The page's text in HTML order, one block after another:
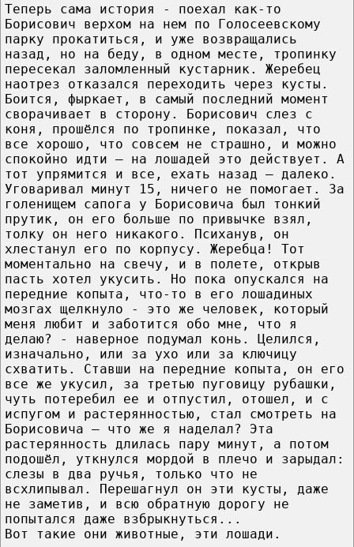
Теперь сама история - поехал как-то
Борисович верхом на нем по Голосеевскому
парку прокатиться, и уже возвращались
назад, но на беду, в одном месте, тропинку
пересекал заломленный кустарник. Жеребец
наотрез отказался переходить через кусты.
Боится, фыркает, в самый последний момент
сворачивает в сторону. Борисович слез с
коня, прошёлся по тропинке, показал, что
все хорошо, что совсем не страшно, и можно
спокойно идти – на лошадей это действует. А
тот упрямится и все, ехать назад – далеко.
Уговаривал минут 15, ничего не помогает. За
голенищем сапога у Борисовича был тонкий
прутик, он его больше по привычке взял,
толку он него никакого. Психанув, он
хлестанул его по корпусу. Жеребца! Тот
моментально на свечу, и в полете, открыв
пасть хотел укусить. Но пока опускался на
передние копыта, что-то в его лошадиных
мозгах щелкнуло - это же человек, который
меня любит и заботится обо мне, что я
делаю? - наверное подумал конь. Целился,
изначально, или за ухо или за ключицу
схватить. Ставши на передние копыта, он его
все же укусил, за третью пуговицу рубашки,
чуть потеребил ее и отпустил, отошел, и с
испугом и растерянностью, стал смотреть на
Борисовича – что же я наделал? Эта
растерянность длилась пару минут, а потом
подошёл, уткнулся мордой в плечо и зарыдал:
слезы в два ручья, только что не
всхлипывал. Перешагнул он эти кусты, даже
не заметив, и всю обратную дорогу не
попытался даже взбрыкнуться...
Вот такие они животные, эти лошади.